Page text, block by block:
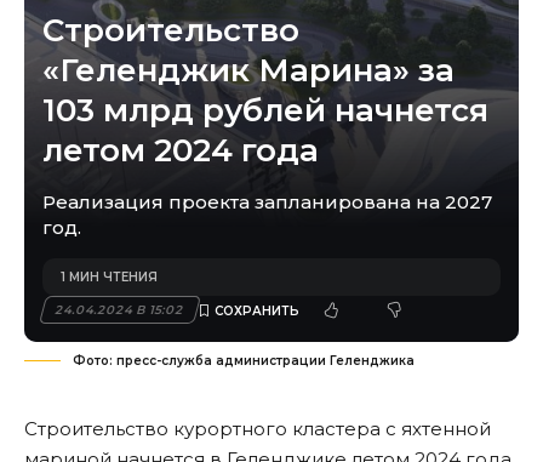
Строительство
«Геленджик Марина» за
103 млрд рублей начнется
летом 2024 года
Реализация проекта запланирована на 2027
год.
24.04.2024 В 15:02
1 МИН ЧТЕНИЯ
Фото: пресс-служба администрации Геленджика
Строительство курортного кластера с яхтенной